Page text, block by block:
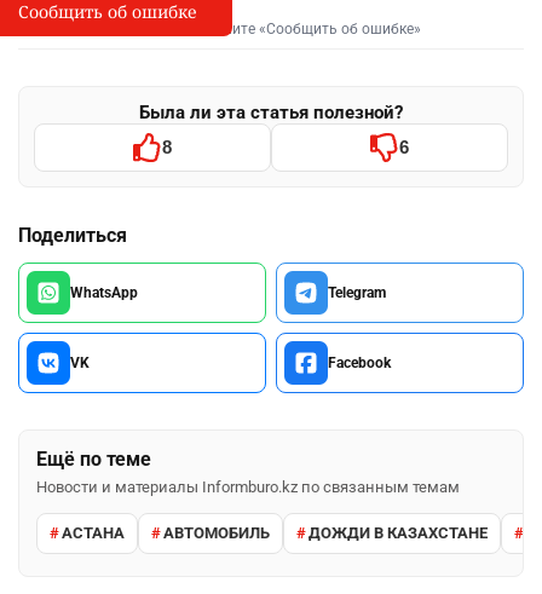
I
Сообщить об опечатке
Выделите фрагмент и нажмите «Сообщить об ошибке»
Была ли эта статья полезной?
8 6
Поделиться
WhatsApp Telegram
VK Facebook
Ещё по теме
Новости и материалы Informburo.kz по связанным темам
АСТАНА АВТОМОБИЛЬ ДОЖДИ В КАЗАХСТАНЕ
Сообщить об ошибке